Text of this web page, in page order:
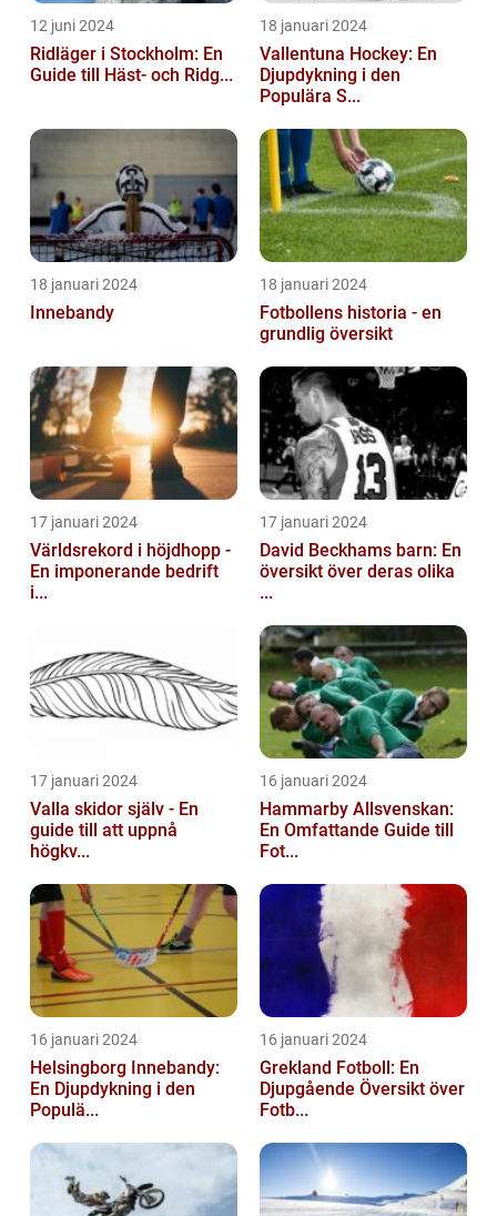
12 juni 2024
Ridläger i Stockholm: En
Guide till Häst- och Ridg...
18 januari 2024
Vallentuna Hockey: En
Djupdykning i den
Populära S...
18 januari 2024
Innebandy
18 januari 2024
Fotbollens historia - en
grundlig översikt
17 januari 2024
Världsrekord i höjdhopp -
En imponerande bedrift
i...
17 januari 2024
David Beckhams barn: En
översikt över deras olika
...
17 januari 2024
Valla skidor själv - En
guide till att uppnå
högkv...
16 januari 2024
Hammarby Allsvenskan:
En Omfattande Guide till
Fot...
16 januari 2024
Helsingborg Innebandy:
En Djupdykning i den
Populä...
16 januari 2024
Grekland Fotboll: En
Djupgående Översikt över
Fotb...